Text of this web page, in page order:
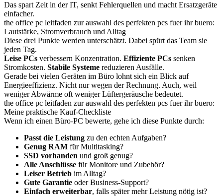
Das spart Zeit in der IT, senkt Fehlerquellen und macht Ersatzgeräte
einfacher.
the office pc leitfaden zur auswahl des perfekten pcs fuer ihr buero:
Lautstärke, Stromverbrauch und Alltag
Diese drei Punkte werden unterschätzt. Dabei spürt das Team sie
jeden Tag.
Leise PCs verbessern Konzentration. Effiziente PCs senken
Stromkosten. Stabile Systeme reduzieren Ausfälle.
Gerade bei vielen Geräten im Büro lohnt sich ein Blick auf
Energieeffizienz. Nicht nur wegen der Rechnung. Auch, weil
weniger Abwärme oft weniger Lüftergeräusche bedeutet.
the office pc leitfaden zur auswahl des perfekten pcs fuer ihr buero:
Meine praktische Kauf-Checkliste
Wenn ich einen Büro-PC bewerte, gehe ich diese Punkte durch:
Passt die Leistung zu den echten Aufgaben?
Genug RAM für Multitasking?
SSD vorhanden und groß genug?
Alle Anschlüsse für Monitore und Zubehör?
Leiser Betrieb im Alltag?
Gute Garantie oder Business-Support?
Einfach erweiterbar, falls später mehr Leistung nötig ist?